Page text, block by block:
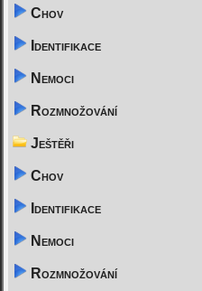
Chov
Identifikace
Nemoci
Rozmnožování
Ještěři
Chov
Identifikace
Nemoci
Rozmnožování